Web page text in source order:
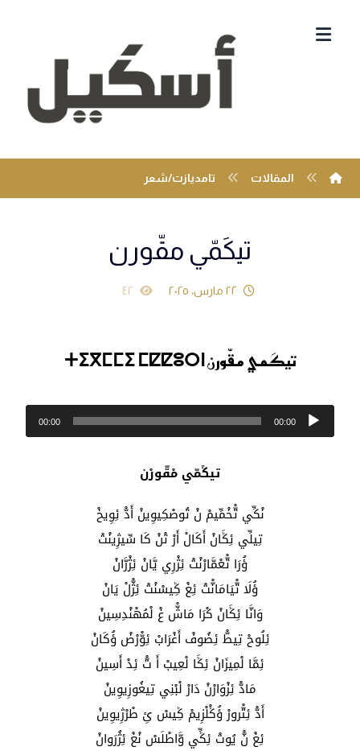
المقالات تامديازت/شعر
تيكَمّي مقّورن
٢٢ مارس، ٢٠٢٥ ٤٢
تيكَمي مقّورن ⵜⵉⴳⵎⵎⵉ ⵎⵇⵇⵓⵔⵏ
مشغل
الصوت
00:00
00:00
تيݣمّي مْقّورْن
نْكِّي تّْخْمِّيمْ نْ تُوصْكِيوِينْ أَدّْ ئِوِيخْ
تِيلِّي ئِݣَانْ أَكَالْ أَرْ تْنْ كَا سِّيژِينْتْ
ؤُرَا تّْعْمَّارْنْتْ ئِژْرِي يَّانْ ئِژْرَّانْ
ؤُلَا تّْيَامَانّْتْ ئِغْ ݣِيسْنْتْ ئِژّْلْ يَانْ
وَانَّا ئِݣَانْ كْرَا مَاشّْ غْ لْمُهْنْدِسِينْ
ئِلُوحْ تِيطّْ ئِضُوفْ أَغْرَابْ ئِوّْرْضْ ؤُكَانْ
ئِمَّا لْمِيزَانْ ئِݣَا لْعِيبْ أَ تّْ ئِدْ أَسِينْ
مَادّْ ئِزْوَارْنْ دَارْ لْبْنِي تِيغُوزِيوِينْ
أَدّْ ئِتّْرورْ ؤُݣْلْزِيمْ ݣِيسْ ئِ طْرْژِيوِينْ
ئِغْ نّْ يُوتْ ئِݣِّي وَّاطْلَسْ نْغْ ئِژُرَوانْ